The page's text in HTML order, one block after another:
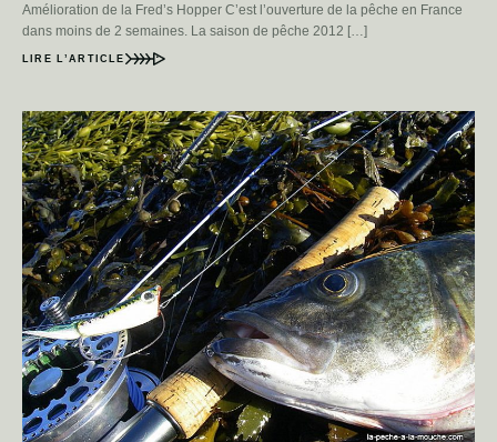
Amélioration de la Fred’s Hopper C’est l’ouverture de la pêche en France
dans moins de 2 semaines. La saison de pêche 2012 […]
LIRE L’ARTICLE